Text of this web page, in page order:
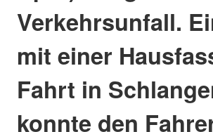
Verkehrsunfall.
mit einer
Fahrt in
konnte den